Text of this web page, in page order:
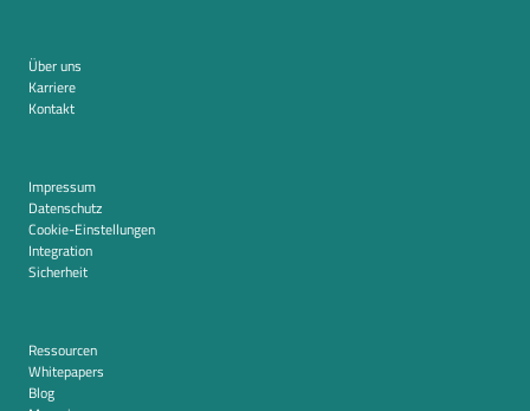
Über uns
Karriere
Kontakt
Impressum
Datenschutz
Cookie-Einstellungen
Integration
Sicherheit
Ressourcen
Whitepapers
Blog